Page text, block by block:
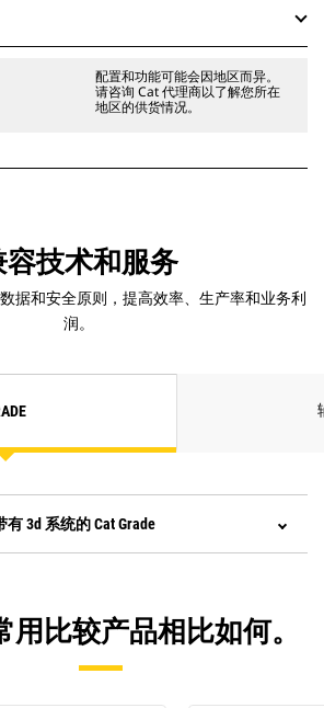
配置和功能可能会因地区而异。
请咨询 Cat 代理商以了解您所在
地区的供货情况。
容技术和服务
据和安全原则，提高效率、生产率和业务利
润。
3d 系统的 Cat Grade
用比较产品相比如何。